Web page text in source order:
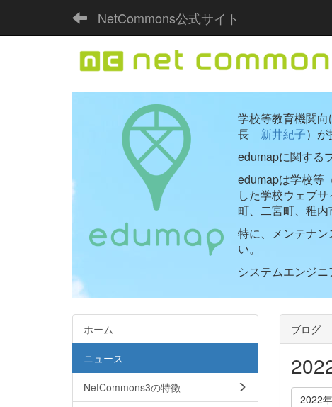
NetCommons公式サイト
学校等教育機関向
長 新井紀子）
edumapに関する
edumapは学校等
した学校ウェブ
町、二宮町、稚内
特に、メンテナ
い。
システムエンジ
ブログ
2022
ホーム
ニュース
NetCommons3の特徴